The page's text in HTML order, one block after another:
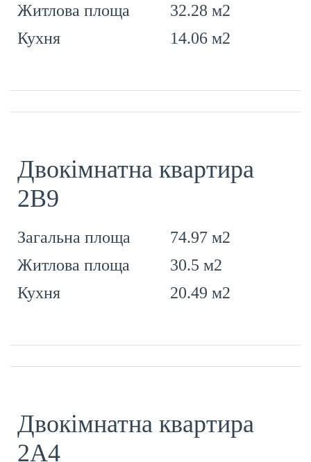
Житлова площа
32.28 м2
Кухня
14.06 м2
Двокімнатна квартира
2В9
Загальна площа
74.97 м2
Житлова площа
30.5 м2
Кухня
20.49 м2
Двокімнатна квартира
2А4